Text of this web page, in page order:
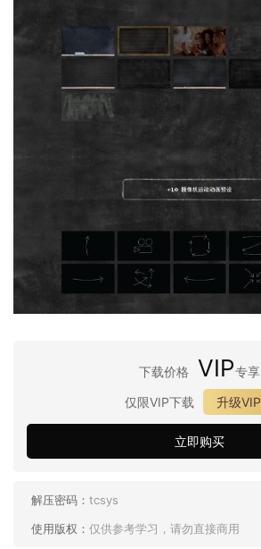
下载价格 VIP专享
仅限VIP下载
升级VIP
立即购买
解压密码： tcsys
使用版权： 仅供参考学习，请勿直接商用